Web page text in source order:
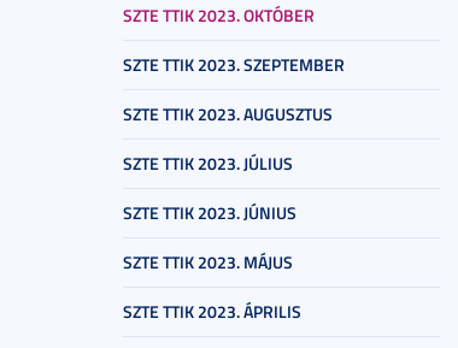
SZTE TTIK 2023. OKTÓBER
SZTE TTIK 2023. SZEPTEMBER
SZTE TTIK 2023. AUGUSZTUS
SZTE TTIK 2023. JÚLIUS
SZTE TTIK 2023. JÚNIUS
SZTE TTIK 2023. MÁJUS
SZTE TTIK 2023. ÁPRILIS